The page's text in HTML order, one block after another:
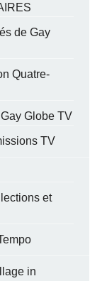
de Gay
Quatre-
Globe TV
TV
et
in